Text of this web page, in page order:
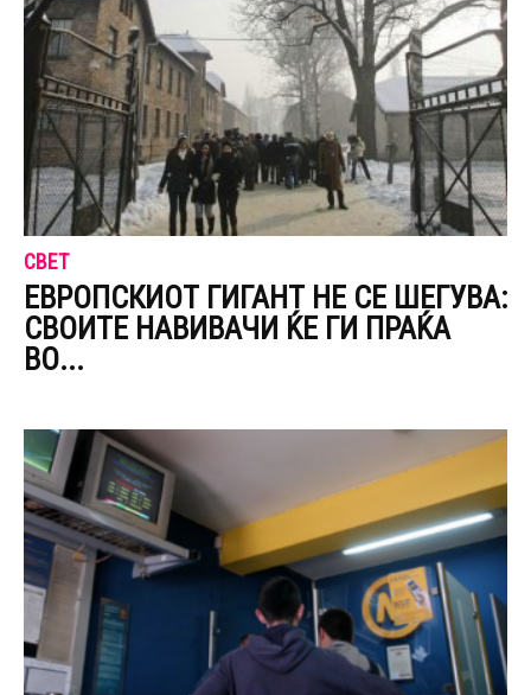
СВЕТ
ЕВРОПСКИОТ ГИГАНТ НЕ СЕ ШЕГУВА:
СВОИТЕ НАВИВАЧИ ЌЕ ГИ ПРАЌА
ВО...